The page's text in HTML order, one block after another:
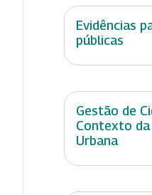
Evidências
públicas
Gestão de
Contexto
Urbana